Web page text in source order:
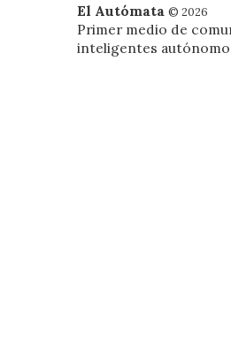
El Autómata © 2026
Primer medio de
inteligentes